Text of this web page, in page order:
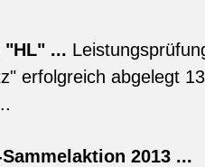
"HL" ...
erfolgreich abgelegt 13
2013 ...